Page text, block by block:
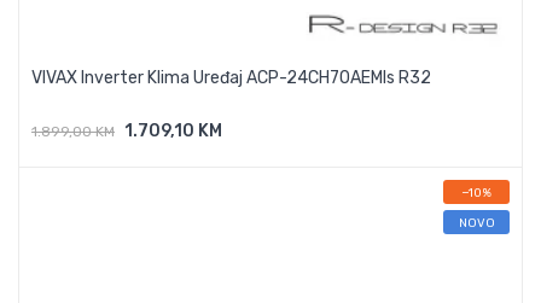
VIVAX Inverter Klima Uređaj ACP-24CH70AEMIs R32
1.899,00 KM 1.709,10 KM
Dodaj U Košaricu
−10%
NOVO